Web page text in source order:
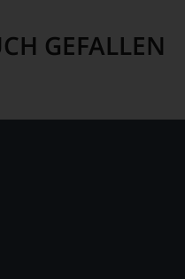
GEFALLEN